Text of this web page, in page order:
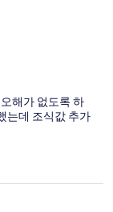
해가 없도록 하
는데 조식값 추가